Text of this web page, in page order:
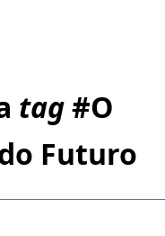
tag#O
Futuro